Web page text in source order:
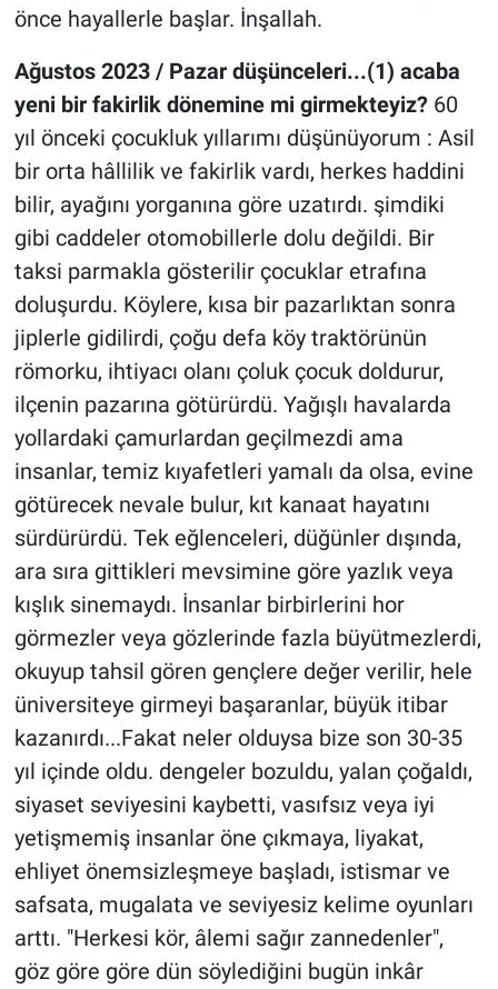
önce hayallerle başlar. İnşallah.
Ağustos 2023 / Pazar düşünceleri...(1) acaba
yeni bir fakirlik dönemine mi girmekteyiz?60
yıl önceki çocukluk yıllarımı düşünüyorum : Asil
bir orta hâllilik ve fakirlik vardı, herkes haddini
bilir, ayağını yorganına göre uzatırdı. şimdiki
gibi caddeler otomobillerle dolu değildi. Bir
taksi parmakla gösterilir çocuklar etrafına
doluşurdu. Köylere, kısa bir pazarlıktan sonra
jiplerle gidilirdi, çoğu defa köy traktörünün
römorku, ihtiyacı olanı çoluk çocuk doldurur,
ilçenin pazarına götürürdü. Yağışlı havalarda
yollardaki çamurlardan geçilmezdi ama
insanlar, temiz kıyafetleri yamalı da olsa, evine
götürecek nevale bulur, kıt kanaat hayatını
sürdürürdü. Tek eğlenceleri, düğünler dışında,
ara sıra gittikleri mevsimine göre yazlık veya
kışlık sinemaydı. İnsanlar birbirlerini hor
görmezler veya gözlerinde fazla büyütmezlerdi,
okuyup tahsil gören gençlere değer verilir, hele
üniversiteye girmeyi başaranlar, büyük itibar
kazanırdı...Fakat neler olduysa bize son 30-35
yıl içinde oldu. dengeler bozuldu, yalan çoğaldı,
siyaset seviyesini kaybetti, vasıfsız veya iyi
yetişmemiş insanlar öne çıkmaya, liyakat,
ehliyet önemsizleşmeye başladı, istismar ve
safsata, mugalata ve seviyesiz kelime oyunları
arttı. "Herkesi kör, âlemi sağır zannedenler",
göz göre göre dün söylediğini bugün inkâr